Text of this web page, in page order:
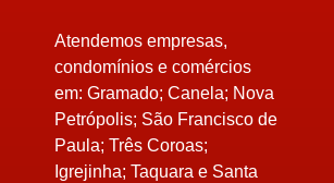
Atendemos empresas,
condomínios e comércios
em: Gramado; Canela; Nova
Petrópolis; São Francisco de
Paula; Três Coroas;
Igrejinha; Taquara e Santa